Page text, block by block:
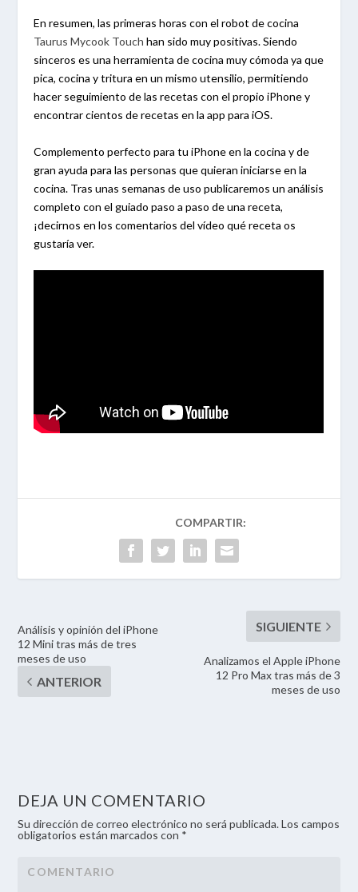
En resumen, las primeras horas con el robot de cocina
Taurus Mycook Touch han sido muy positivas. Siendo
sinceros es una herramienta de cocina muy cómoda ya que
pica, cocina y tritura en un mismo utensilio, permitiendo
hacer seguimiento de las recetas con el propio iPhone y
encontrar cientos de recetas en la app para iOS.
Complemento perfecto para tu iPhone en la cocina y de
gran ayuda para las personas que quieran iniciarse en la
cocina. Tras unas semanas de uso publicaremos un análisis
completo con el guiado paso a paso de una receta,
¡decirnos en los comentarios del vídeo qué receta os
gustaría ver.
Análisis y opinión del iPhone
12 Mini tras más de tres
meses de uso
Analizamos el Apple iPhone
12 Pro Max tras más de 3
meses de uso
DEJA UN COMENTARIO
Su dirección de correo electrónico no será publicada. Los campos
obligatorios están marcados con *